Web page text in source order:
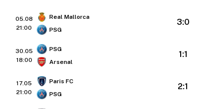
05.08
21:00
Real Mallorca
PSG
3:0
30.05
18:00
PSG
Arsenal
1:1
17.05
21:00
Paris FC
PSG
2:1